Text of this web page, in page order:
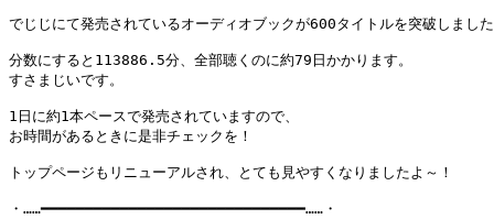
でじじにて発売されているオーディオブックが600タイトルを突破しまし
分数にすると113886.5分、全部聴くのに約79日かかります。
すさまじいです。
1日に約1本ペースで発売されていますので、
お時間があるときに是非チェックを！
トップページもリニューアルされ、とても見やすくなりましたよ～！
・……━━━━━━━━━━━━━━━━━━━━━━━━━━━━━━……・